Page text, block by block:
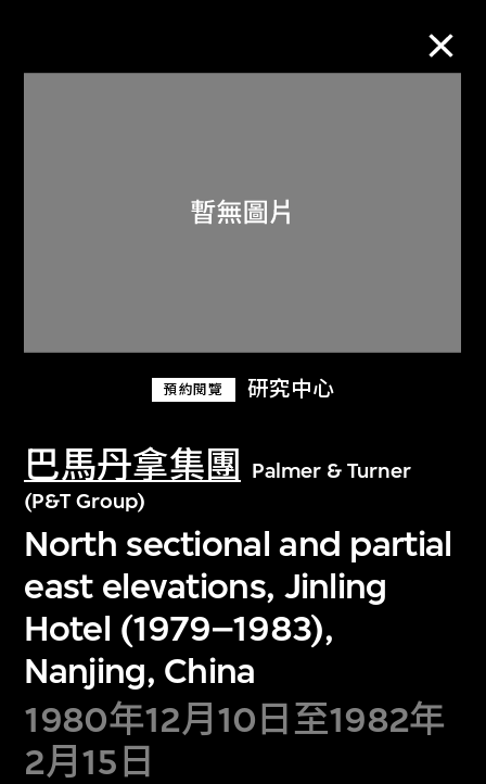
預約閱覽 研究中心
巴馬丹拿集團
Palmer & Turner
(P&T Group)
North sectional and partial
east elevations, Jinling
Hotel (1979–1983),
Nanjing, China
1980年12月10日至1982年
2月15日
關於M+藏品
探索世界頂級的二十及二十一世紀視覺
文化藏品。